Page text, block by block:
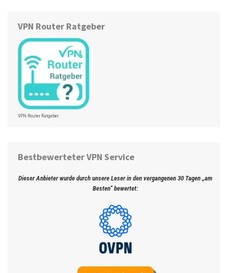
VPN Router Ratgeber
VPN Router Ratgeber
Bestbewerteter VPN Service
Dieser Anbieter wurde durch unsere Leser in den vergangenen 30 Tagen „am
Besten“ bewertet: